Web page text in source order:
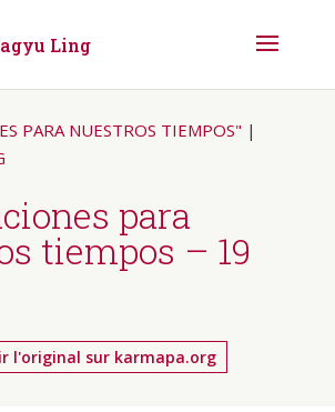
PARA NUESTROS TIEMPOS" |
para
tiempos – 19
l'original sur karmapa.org